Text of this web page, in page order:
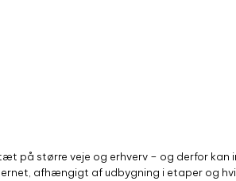
på større veje og erhverv – og derfor kan
afhængigt af udbygning i etaper og